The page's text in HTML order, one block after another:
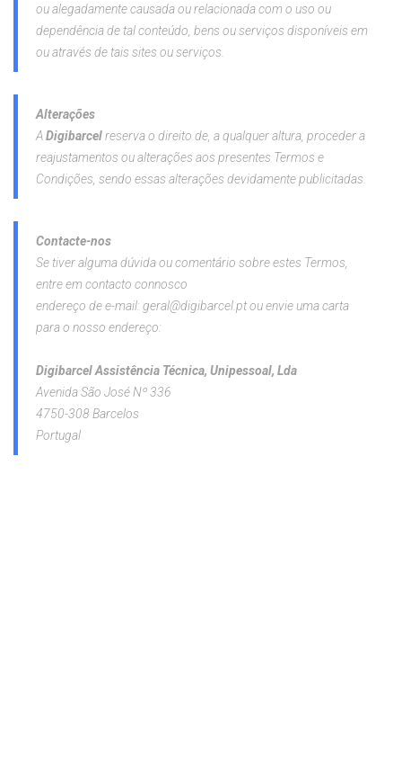
ou alegadamente causada ou relacionada com o uso ou
dependência de tal conteúdo, bens ou serviços disponíveis em
ou através de tais sites ou serviços.
Alterações
ADigibarcelreserva o direito de, a qualquer altura, proceder a
reajustamentos ou alterações aos presentes Termos e
Condições, sendo essas alterações devidamente publicitadas.
Contacte-nos
Se tiver alguma dúvida ou comentário sobre estes Termos,
entre em contacto connosco
endereço de e-mail: geral@digibarcel.pt ou envie uma carta
para o nosso endereço:
Digibarcel Assistência Técnica, Unipessoal, Lda
Avenida São José Nº 336
4750-308 Barcelos
Portugal